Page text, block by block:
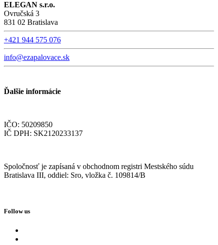
ELEGAN s.r.o.
Ovručská 3
831 02 Bratislava
+421 944 575 076
info@ezapalovace.sk
Ďalšie informácie
IČO: 50209850
IČ DPH: SK2120233137
Spoločnosť je zapísaná v obchodnom registri Mestského súdu
Bratislava III, oddiel: Sro, vložka č. 109814/B
Follow us